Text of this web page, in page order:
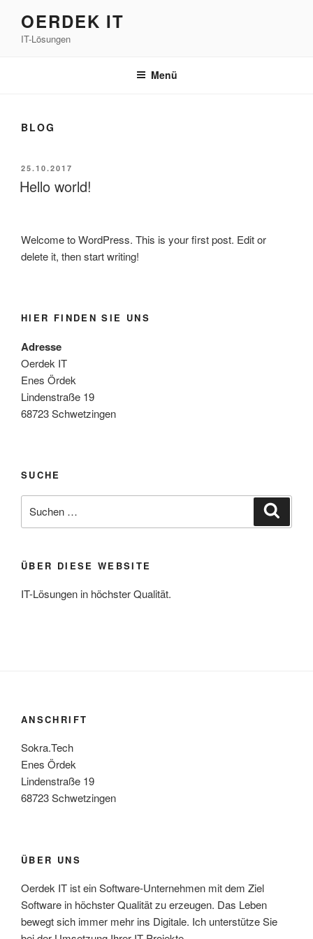
Inhalt
springen
OERDEK IT
IT-Lösungen
Menü
BLOG
VERÖFFENTLICHT
AM
25.10.2017
Hello world!
Welcome to WordPress. This is your first post. Edit or
delete it, then start writing!
HIER FINDEN SIE UNS
Adresse
Oerdek IT
Enes Ördek
Lindenstraße 19
68723 Schwetzingen
SUCHE
nach:
ÜBER DIESE WEBSITE
IT-Lösungen in höchster Qualität.
ANSCHRIFT
Sokra.Tech
Enes Ördek
Lindenstraße 19
68723 Schwetzingen
ÜBER UNS
Oerdek IT ist ein Software-Unternehmen mit dem Ziel
Software in höchster Qualität zu erzeugen. Das Leben
bewegt sich immer mehr ins Digitale. Ich unterstütze Sie